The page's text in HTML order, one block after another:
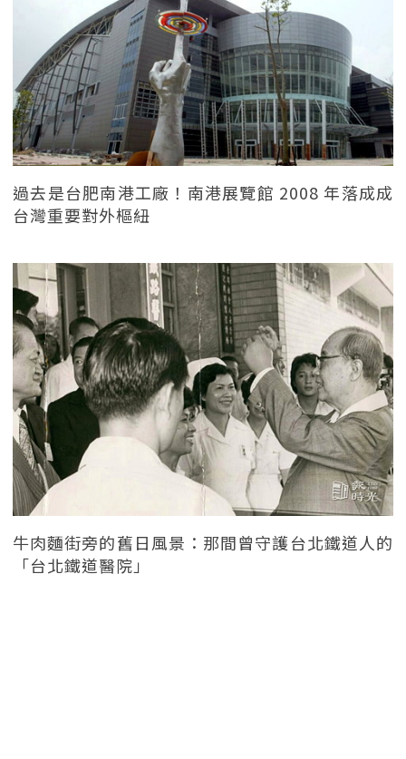
過去是台肥南港工廠！南港展覽館 2008 年落成成
台灣重要對外樞紐
牛肉麵街旁的舊日風景：那間曾守護台北鐵道人的
「台北鐵道醫院」